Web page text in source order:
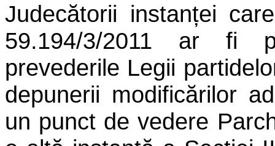
Judecătorii instanței
59.194/3/2011 ar fi
prevederile Legii
depunerii modificărilor
un punct de vedere